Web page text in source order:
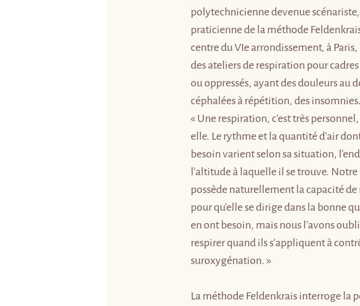
polytechnicienne devenue
praticienne de la méthode
centre du VIe arrondissement, à
des ateliers de respiration pour cadres
ou oppressés, ayant des douleurs au
céphalées à répétition, des
« Une respiration, c'est très
elle. Le rythme et la quantité d'air
besoin varient selon sa situation,
l'altitude à laquelle il se trouve. Notre
possède naturellement la capacité
pour qu'elle se dirige dans la bonne
en ont besoin, mais nous l'avons
respirer quand ils s'appliquent à
suroxygénation. »
La méthode Feldenkrais interroge la